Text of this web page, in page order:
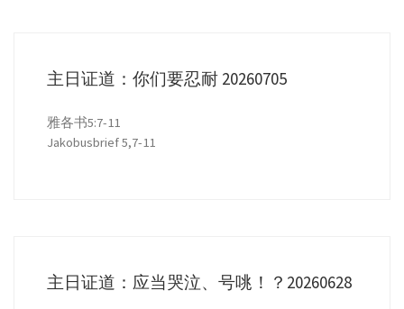
主日证道：你们要忍耐 20260705
雅各书5:7-11
Jakobusbrief 5,7-11
主日证道：应当哭泣、号咷！？20260628